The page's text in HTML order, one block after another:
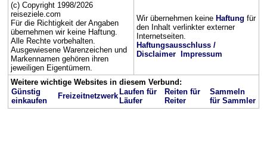
(c) Copyright 1998/2026
reiseziele.com
Für die Richtigkeit der Angaben
übernehmen wir keine Haftung.
Alle Rechte vorbehalten.
Ausgewiesene Warenzeichen und
Markennamen gehören ihren
jeweiligen Eigentümern.
Wir übernehmen keine Haftung für
den Inhalt verlinkter externer
Internetseiten.
Haftungsausschluss /
Disclaimer
Impressum
Weitere wichtige Websites in diesem Verbund:
Günstig
einkaufen
Freizeitnetzwerk Laufen für
Läufer
Reiten für
Reiter
Sammeln
für Sammler